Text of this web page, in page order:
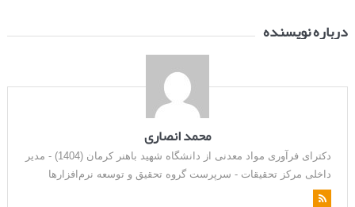
درباره نویسنده
محمد انصاری
دکترای فرآوری مواد معدنی از دانشگاه شهید باهنر کرمان (1404) - مدیر
داخلی مرکز تحقیقات - سرپرست گروه تحقیق و توسعه نرم‌افزارها